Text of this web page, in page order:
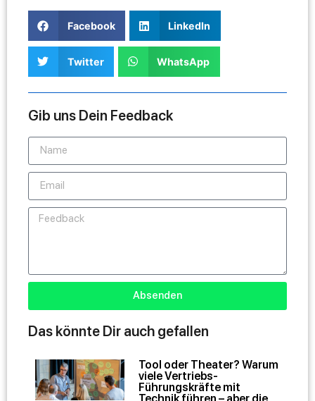
Facebook LinkedIn
Twitter WhatsApp
Gib uns Dein Feedback
Absenden
Das könnte Dir auch gefallen
Tool oder Theater? Warum
viele Vertriebs-
Führungskräfte mit